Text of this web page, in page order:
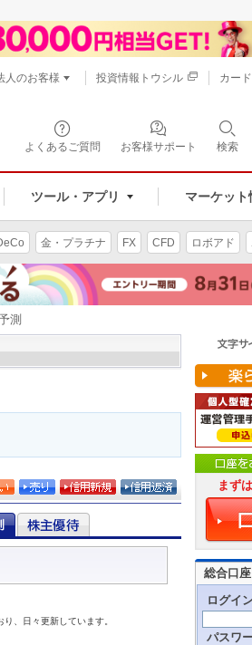
よくあるご質問 お客様サポート 検索
ツール・アプリ マーケット
人のお客様 投資情報トウシル カード
金・プラチナ FX CFD ロボアド
測
まず
総合口
ログイ
パスワ